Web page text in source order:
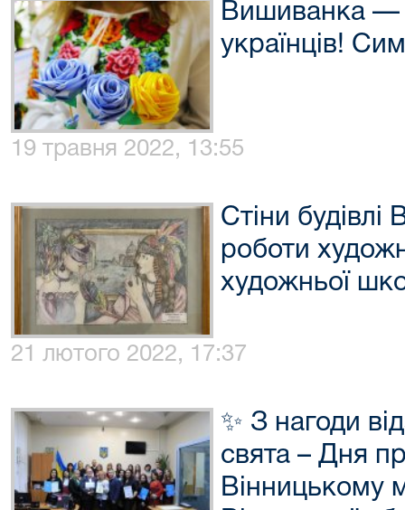
Вишиванка —
українців!
19 травня 2022, 13:55
Стіни
роботи
художньої
21 лютого 2022, 17:37
✨ З нагоди
свята – Дня
Вінницькому